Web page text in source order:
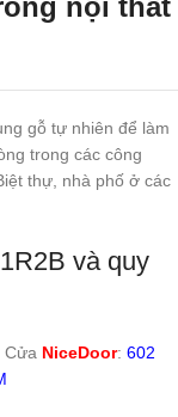
gỗ tự nhiên để làm
trong các công
thự, nhà phố ở các
và quy
Cửa NiceDoor: 602